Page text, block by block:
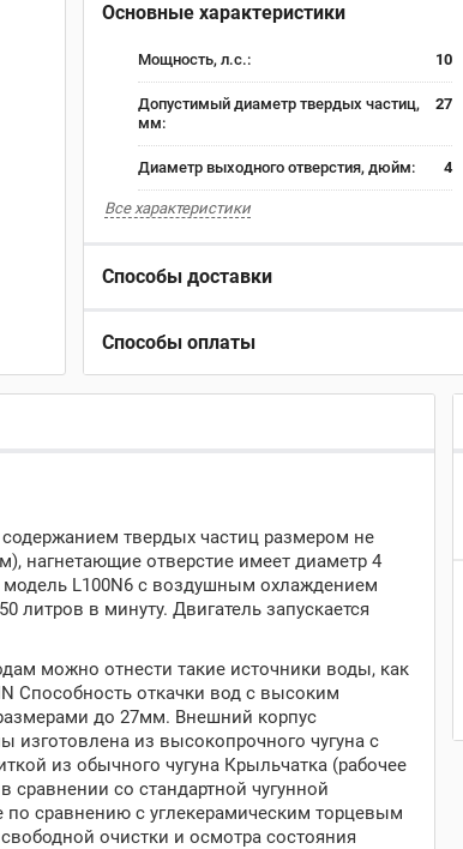
Основные характеристики
Мощность, л.с.: 10
Допустимый диаметр твердых частиц,
мм:
27
Диаметр выходного отверстия, дюйм: 4
Все характеристики
Способы доставки
Способы оплаты
твердых частиц размером не
нагнетающие отверстие имеет диаметр 4
L100N6 с воздушным охлаждением
в минуту. Двигатель запускается
можно отнести такие источники воды, как
Способность откачки вод с высоким
до 27мм. Внешний корпус
из высокопрочного чугуна с
из обычного чугуна Крыльчатка (рабочее
сравнении со стандартной чугунной
по сравнению с углекерамическим торцевым
очистки и осмотра состояния